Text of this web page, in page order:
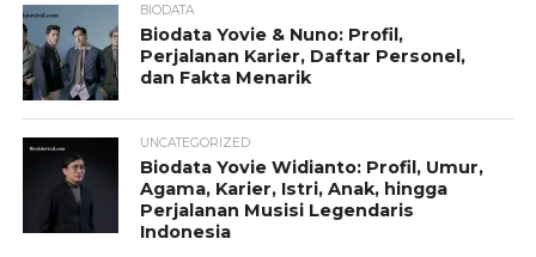
BIODATA
Biodata Yovie & Nuno: Profil,
Perjalanan Karier, Daftar Personel,
dan Fakta Menarik
UNCATEGORIZED
Biodata Yovie Widianto: Profil, Umur,
Agama, Karier, Istri, Anak, hingga
Perjalanan Musisi Legendaris
Indonesia